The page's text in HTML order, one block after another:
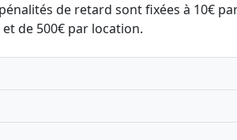
de retard sont fixées à 10€
de 500€ par location.